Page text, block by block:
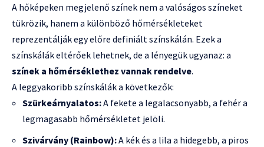
A hőképeken megjelenő színek nem a valóságos színeket
tükrözik, hanem a különböző hőmérsékleteket
reprezentálják egy előre definiált színskálán. Ezek a
színskálák eltérőek lehetnek, de a lényegük ugyanaz: a
színek a hőmérséklethez vannak rendelve.
A leggyakoribb színskálák a következők:
Szürkeárnyalatos:A fekete a legalacsonyabb, a fehér a
legmagasabb hőmérsékletet jelöli.
Szivárvány (Rainbow):A kék és a lila a hidegebb, a piros